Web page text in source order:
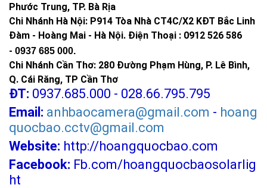
Phước Trung, TP. Bà Rịa
Chi Nhánh Hà Nội: P914 Tòa Nhà CT4C/X2 KĐT Bắc Linh
Đàm - Hoàng Mai - Hà Nội. Điện Thoại : 0912 526 586
- 0937 685 000.
Chi Nhánh Cần Thơ: 280 Đường Phạm Hùng, P. Lê Bình,
Q. Cái Răng, TP Cần Thơ
ĐT: 0937.685.000 - 028.66.795.795
Email: anhbaocamera@gmail.com - hoang
quocbao.cctv@gmail.com
Website: http://hoangquocbao.com
Facebook: Fb.com/hoangquocbaosolarlig
ht